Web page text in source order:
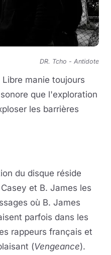
DR. Tcho - Antidote
manie toujours
que l'exploration
les barrières
du disque réside
et B. James les
où B. James
parfois dans les
rappeurs français et
(Vengeance).